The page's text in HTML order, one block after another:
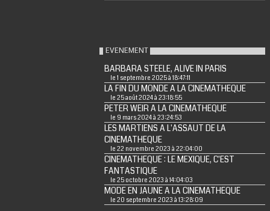
EVENEMENT
BARBARA STEELE, ALIVE IN PARIS
le 1 septembre 2025 à 18:47:11
LA FIN DU MONDE A LA CINEMATHEQUE
le 25 août 2024 à 23:18:55
PETER WEIR A LA CINEMATHEQUE
le 9 mars 2024 à 23:24:53
LES MARTIENS A L'ASSAUT DE LA
CINEMATHEQUE
le 22 novembre 2023 à 22:04:00
CINEMATHEQUE : LE MEXIQUE, C'EST
FANTASTIQUE
le 25 octobre 2023 à 14:04:03
MODE EN JAUNE A LA CINEMATHEQUE
le 20 septembre 2023 à 13:28:09